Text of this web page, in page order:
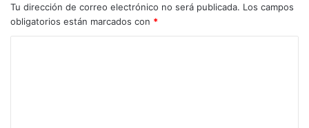
Tu dirección de correo electrónico no será publicada. Los campos
obligatorios están marcados con *